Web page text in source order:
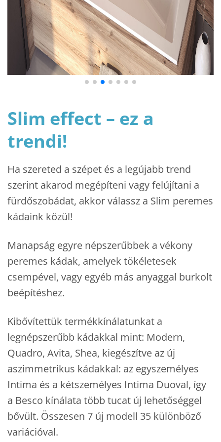
Slim effect – ez a
trendi!
Ha szereted a szépet és a legújabb trend
szerint akarod megépíteni vagy felújítani a
fürdőszobádat, akkor válassz a Slim peremes
kádaink közül!
Manapság egyre népszerűbbek a vékony
peremes kádak, amelyek tökéletesek
csempével, vagy egyéb más anyaggal burkolt
beépítéshez.
Kibővítettük termékkínálatunkat a
legnépszerűbb kádakkal mint: Modern,
Quadro, Avita, Shea, kiegészítve az új
aszimmetrikus kádakkal: az egyszemélyes
Intima és a kétszemélyes Intima Duoval, így
a Besco kínálata több tucat új lehetőséggel
bővült. Összesen 7 új modell 35 különböző
variációval.